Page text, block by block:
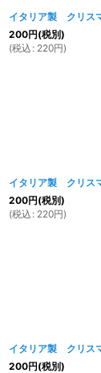
イタリア製 クリス
200円(税別)
(税込 : 220円)
イタリア製 クリス
200円(税別)
(税込 : 220円)
イタリア製 クリス
200円(税別)